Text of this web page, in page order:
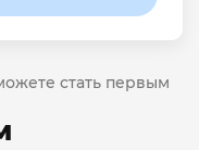
стать первым